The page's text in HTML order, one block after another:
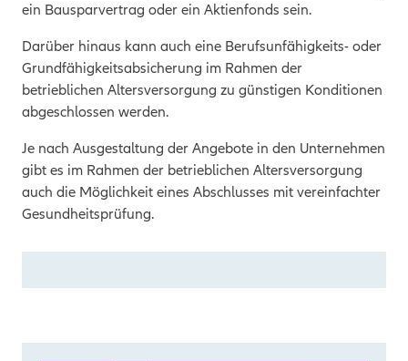
ein Bausparvertrag oder ein Aktienfonds sein.
Darüber hinaus kann auch eine Berufsunfähigkeits- oder
Grundfähigkeitsabsicherung im Rahmen der
betrieblichen Altersversorgung zu günstigen Konditionen
abgeschlossen werden.
Je nach Ausgestaltung der Angebote in den Unternehmen
gibt es im Rahmen der betrieblichen Altersversorgung
auch die Möglichkeit eines Abschlusses mit vereinfachter
Gesundheitsprüfung.